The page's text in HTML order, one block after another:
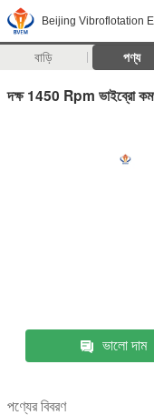
Beijing Vibroflotation
বাড়ি পণ্য
দক্ষ 1450 Rpm ভাইব্রো
ভালো দাম
পণ্যের বিবরণ